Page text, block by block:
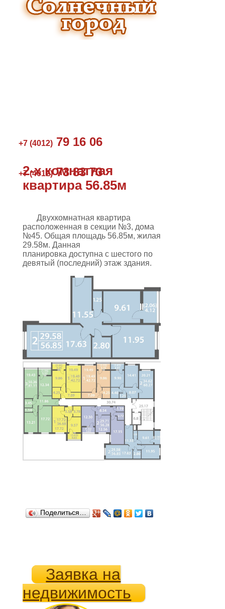
+7 (4012) 79 16 06
+7 (4012) 73 83 73
2-х комнатная
квартира 56.85м
Двухкомнатная квартира
расположенная в секции №3, дома
№45. Общая площадь 56.85м, жилая
29.58м. Данная
планировка доступна с шестого по
девятый (последний) этаж здания.
Поделиться…
Заявка на
недвижимость